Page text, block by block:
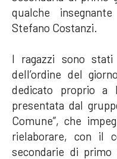
qualche
Stefano Costanzi.
I ragazzi sono stati
dell’ordine del
dedicato proprio a
presentata dal
Comune”, che
rielaborare, con il
secondarie di